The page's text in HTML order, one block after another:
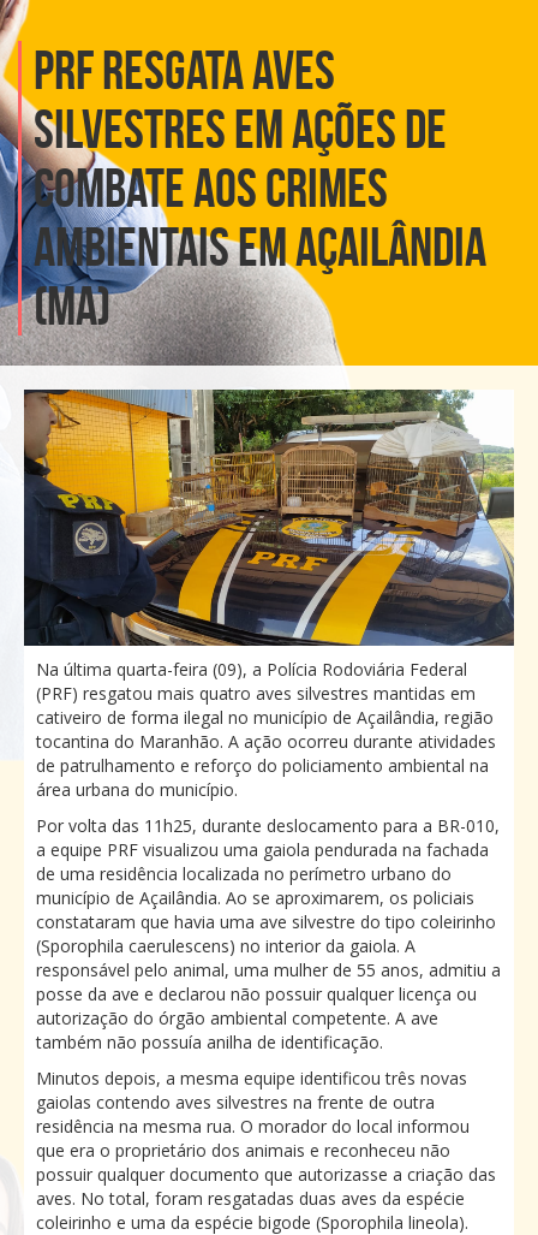
PRF resgata aves
silvestres em ações de
combate aos crimes
ambientais em Açailândia
(MA)
Na última quarta-feira (09), a Polícia Rodoviária Federal
(PRF) resgatou mais quatro aves silvestres mantidas em
cativeiro de forma ilegal no município de Açailândia, região
tocantina do Maranhão. A ação ocorreu durante atividades
de patrulhamento e reforço do policiamento ambiental na
área urbana do município.
Por volta das 11h25, durante deslocamento para a BR-010,
a equipe PRF visualizou uma gaiola pendurada na fachada
de uma residência localizada no perímetro urbano do
município de Açailândia. Ao se aproximarem, os policiais
constataram que havia uma ave silvestre do tipo coleirinho
(Sporophila caerulescens) no interior da gaiola. A
responsável pelo animal, uma mulher de 55 anos, admitiu a
posse da ave e declarou não possuir qualquer licença ou
autorização do órgão ambiental competente. A ave
também não possuía anilha de identificação.
Minutos depois, a mesma equipe identificou três novas
gaiolas contendo aves silvestres na frente de outra
residência na mesma rua. O morador do local informou
que era o proprietário dos animais e reconheceu não
possuir qualquer documento que autorizasse a criação das
aves. No total, foram resgatadas duas aves da espécie
coleirinho e uma da espécie bigode (Sporophila lineola).